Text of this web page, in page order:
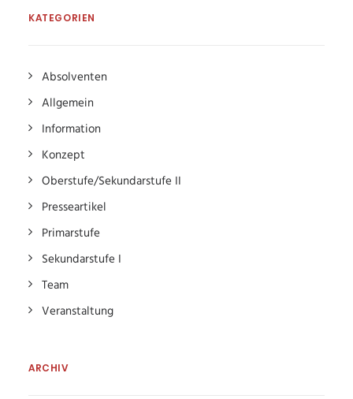
KATEGORIEN
Absolventen
Allgemein
Information
Konzept
Oberstufe/Sekundarstufe II
Presseartikel
Primarstufe
Sekundarstufe I
Team
Veranstaltung
ARCHIV